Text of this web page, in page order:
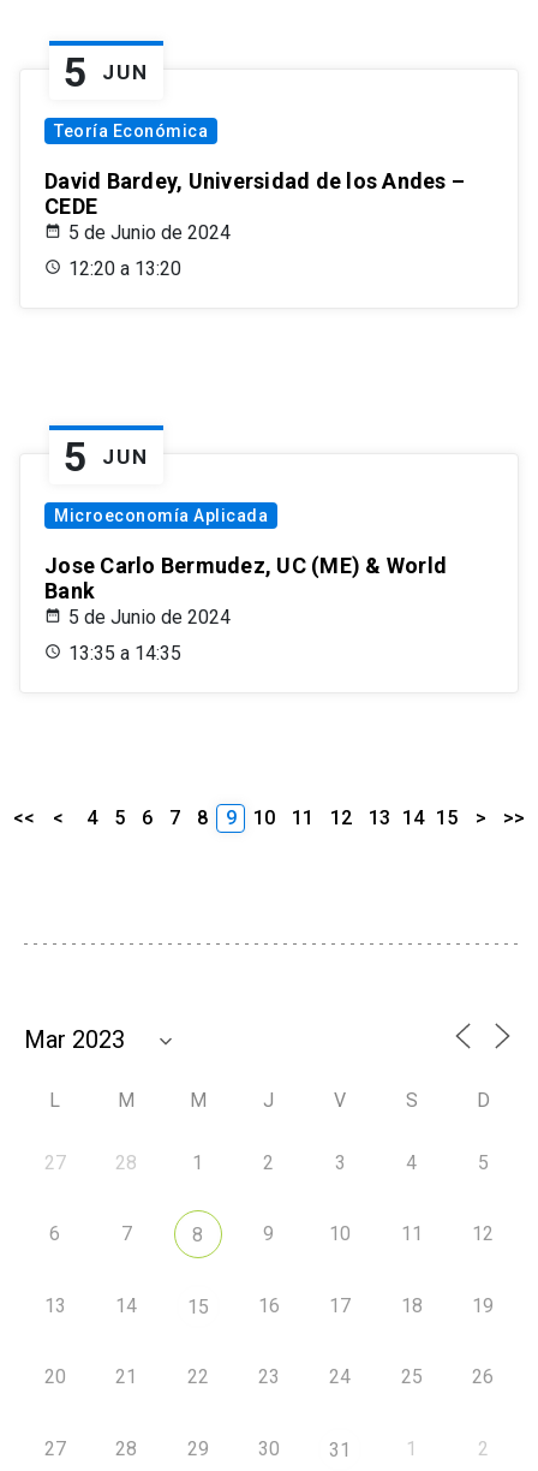
5 JUN
Teoría Económica
David Bardey, Universidad de los Andes –
CEDE
5 de Junio de 2024
12:20 a 13:20
5 JUN
Microeconomía Aplicada
Jose Carlo Bermudez, UC (ME) & World
Bank
5 de Junio de 2024
13:35 a 14:35
<< < 4 5 6 7 8 9 10 11 12 13 14 15 > >>
L M M J V S D
27 28 1 2 3 4 5
6 7 8 9 10 11 12
13 14 15 16 17 18 19
20 21 22 23 24 25 26
27 28 29 30 31 1 2